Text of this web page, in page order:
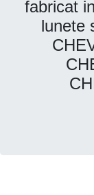
fabricat
lunete